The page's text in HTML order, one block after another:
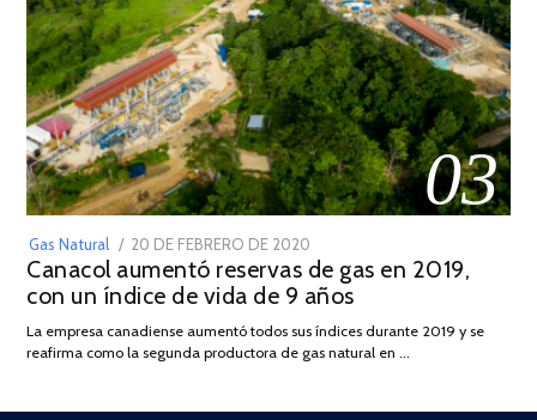
03
Gas Natural
POSTED
ON
20 DE FEBRERO DE 2020
DE
JULIO
2025
Canacol aumentó reservas de gas en 2019,
con un índice de vida de 9 años
La empresa canadiense aumentó todos sus índices durante 2019 y se
reafirma como la segunda productora de gas natural en …